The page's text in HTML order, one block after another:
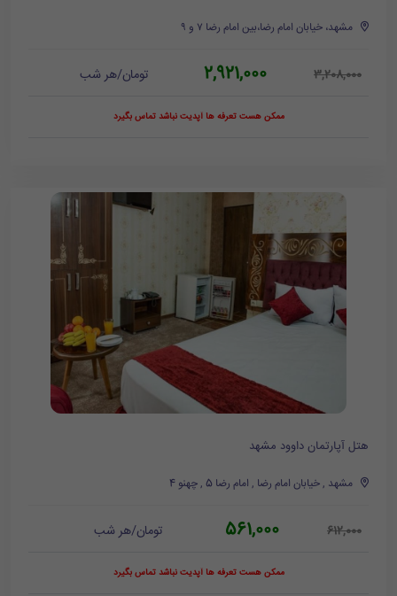
مشهد، خیابان امام رضا،بین امام رضا ۷ و ۹
3,208,000
2,921,000 تومان/هر شب
ممکن هست تعرفه ها آپدیت نباشد تماس بگیرد
هتل آپارتمان داوود مشهد
مشهد , خیابان امام رضا , امام رضا 5 , چهنو 4
612,000
561,000 تومان/هر شب
ممکن هست تعرفه ها آپدیت نباشد تماس بگیرد